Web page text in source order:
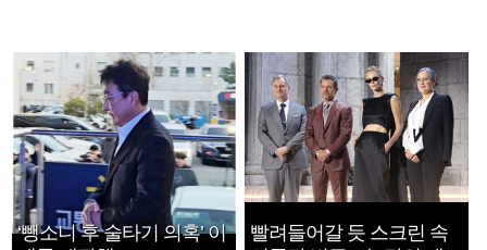
‘뺑소니 후 술타기 의혹’ 이
빨려들어갈 듯 스크린 속